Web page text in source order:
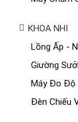
KHOA NHI
Lồng Ấp -
Giường
Máy Đo Độ
Đèn Chiếu